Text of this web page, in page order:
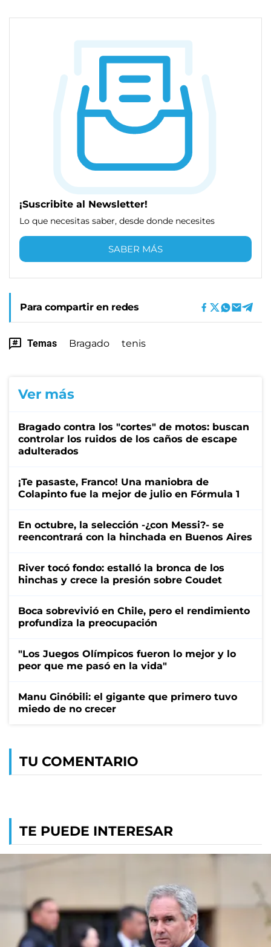
¡Suscribite al Newsletter!
Lo que necesitas saber, desde donde necesites
SABER MÁS
Para compartir en redes
Temas Bragado tenis
Ver más
Bragado contra los "cortes" de motos: buscan
controlar los ruidos de los caños de escape
adulterados
¡Te pasaste, Franco! Una maniobra de
Colapinto fue la mejor de julio en Fórmula 1
En octubre, la selección -¿con Messi?- se
reencontrará con la hinchada en Buenos Aires
River tocó fondo: estalló la bronca de los
hinchas y crece la presión sobre Coudet
Boca sobrevivió en Chile, pero el rendimiento
profundiza la preocupación
"Los Juegos Olímpicos fueron lo mejor y lo
peor que me pasó en la vida"
Manu Ginóbili: el gigante que primero tuvo
miedo de no crecer
TU COMENTARIO
TE PUEDE INTERESAR